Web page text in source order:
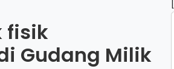
fisik
Gudang Milik